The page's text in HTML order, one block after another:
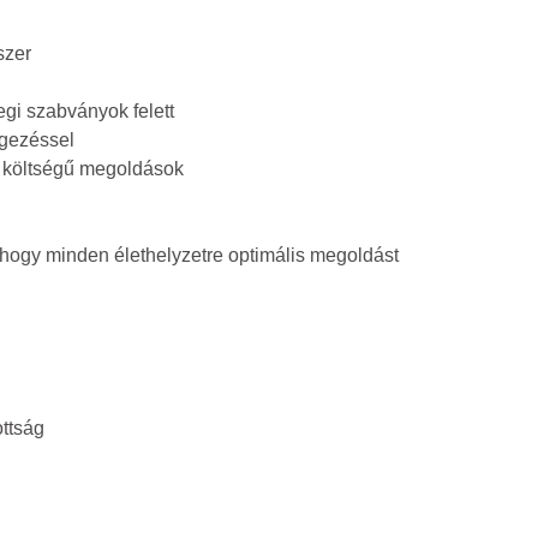
szabványok felett
megoldások
minden élethelyzetre optimális megoldást